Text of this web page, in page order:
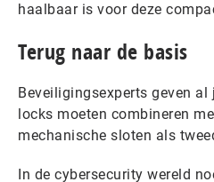
haalbaar is voor deze
Terug naar de basis
Beveiligingsexperts geven
locks moeten combineren
mechanische sloten als
In de cybersecurity wereld